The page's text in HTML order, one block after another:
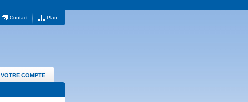
Contact Plan
VOTRE COMPTE